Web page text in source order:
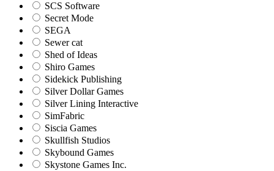
SCS Software
Secret Mode
SEGA
Sewer cat
Shed of Ideas
Shiro Games
Sidekick Publishing
Silver Dollar Games
Silver Lining Interactive
SimFabric
Siscia Games
Skullfish Studios
Skybound Games
Skystone Games Inc.